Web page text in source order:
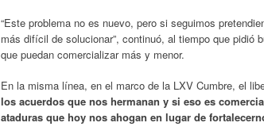
“Este problema no es nuevo, pero si seguimos
más difícil de solucionar”, continuó, al tiempo que
que puedan comercializar más y menor.
En la misma línea, en el marco de la LXV Cumbre, el
los acuerdos que nos hermanan y si eso es
ataduras que hoy nos ahogan en lugar de